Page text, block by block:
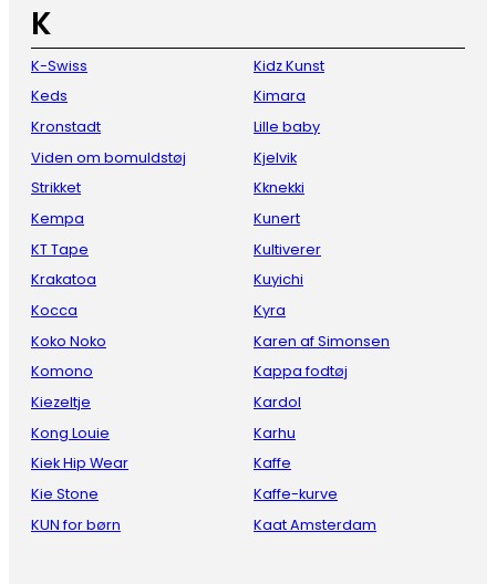
K
K-Swiss
Keds
Kronstadt
Viden om bomuldstøj
Strikket
Kempa
KT Tape
Krakatoa
Kocca
Koko Noko
Komono
Kiezeltje
Kong Louie
Kiek Hip Wear
Kie Stone
KUN for børn
Kidz Kunst
Kimara
Lille baby
Kjelvik
Kknekki
Kunert
Kultiverer
Kuyichi
Kyra
Karen af Simonsen
Kappa fodtøj
Kardol
Karhu
Kaffe
Kaffe-kurve
Kaat Amsterdam